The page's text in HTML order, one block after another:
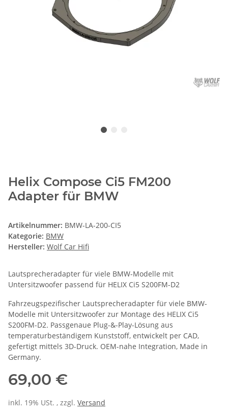
Helix Compose Ci5 FM200
Adapter für BMW
Artikelnummer: BMW-LA-200-CI5
Kategorie: BMW
Hersteller: Wolf Car Hifi
Lautsprecheradapter für viele BMW-Modelle mit
Untersitzwoofer passend für HELIX Ci5 S200FM-D2
Fahrzeugspezifischer Lautsprecheradapter für viele BMW-
Modelle mit Untersitzwoofer zur Montage des HELIX Ci5
S200FM-D2. Passgenaue Plug-&-Play-Lösung aus
temperaturbeständigem Kunststoff, entwickelt per CAD,
gefertigt mittels 3D-Druck. OEM-nahe Integration, Made in
Germany.
69,00 €
inkl. 19% USt. , zzgl. Versand